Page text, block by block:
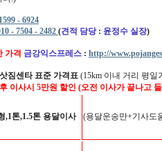
1599 - 6924
- 7504 - 2482 (견적 담당 : 윤정수 실장)
가격 금강익스프레스 : http://
짐센타 표준 가격표 (15km 이내 거리 평
이사시 5만원 할인 (오전 이사가 끝나고
,1톤,1.5톤 용달이사 (용달운송만+기사도